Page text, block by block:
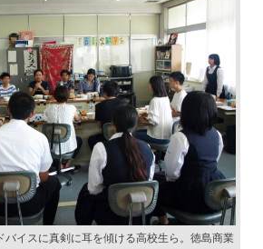
バイスに真剣に耳を傾ける高校生ら。徳島商業